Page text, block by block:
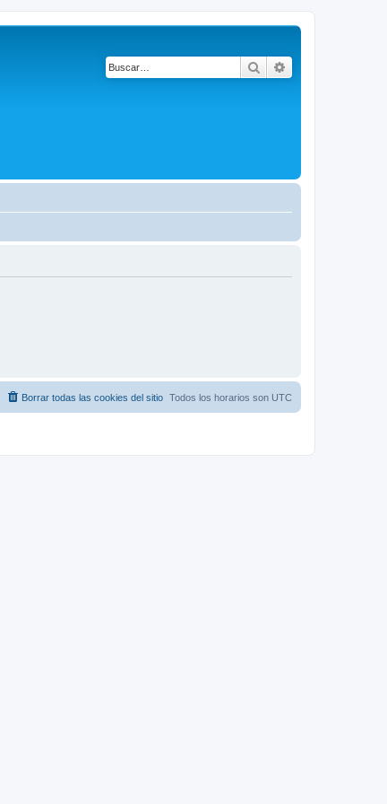
Buscar
Todos los horarios son UTC
Borrar todas las cookies del sitio